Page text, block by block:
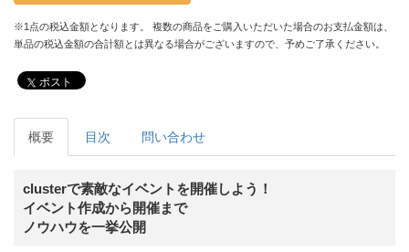
※1点の税込金額となります。 複数の商品をご購入いただいた場合のお支払金額は、
単品の税込金額の合計額とは異なる場合がございますので、予めご了承ください。
ポスト
概要 目次 問い合わせ
clusterで素敵なイベントを開催しよう！
イベント作成から開催まで
ノウハウを一挙公開